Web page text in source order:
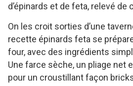
d’épinards et de feta, relevé de
On les croit sorties d’une
recette épinards feta se
four, avec des ingrédients
Une farce sèche, un pliage net
pour un croustillant façon